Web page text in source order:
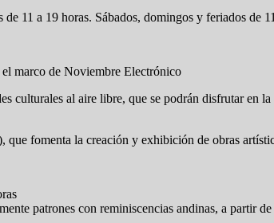
11 a 19 horas. Sábados, domingos y feriados de
marco de Noviembre Electrónico
al aire libre, que se podrán disfrutar en
fomenta la creación y exhibición de obras
patrones con reminiscencias andinas, a partir